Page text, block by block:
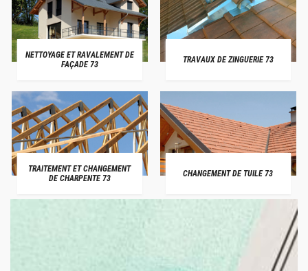
NETTOYAGE ET RAVALEMENT DE
FAÇADE 73
TRAVAUX DE ZINGUERIE 73
TRAITEMENT ET CHANGEMENT
DE CHARPENTE 73
CHANGEMENT DE TUILE 73